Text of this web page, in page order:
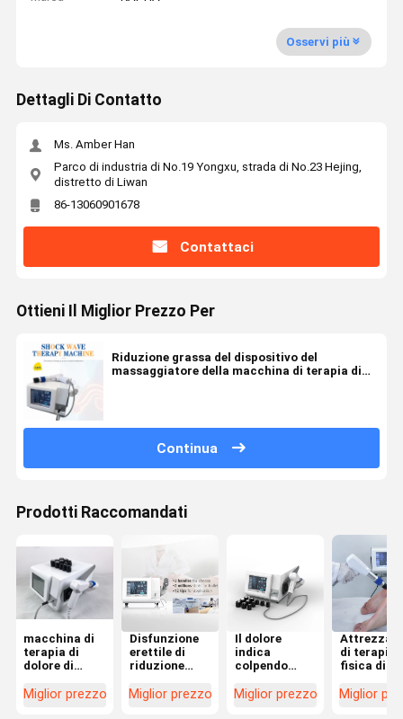
Osservi più
Dettagli Di Contatto
Ms. Amber Han
Parco di industria di No.19 Yongxu, strada di No.23 Hejing,
distretto di Liwan
86-13060901678
Contattaci
Ottieni Il Miglior Prezzo Per
Riduzione grassa del dispositivo del
massaggiatore della macchina di terapia di
Continua
Prodotti Raccomandati
macchina di
terapia di
dolore di
pressione
Miglior prezzo
Disfunzione
erettile di
riduzione
della
Miglior prezzo
Il dolore
indica
colpendo
di terapia
Miglior prezzo
di terapia
fisica di
di ED della
Miglior